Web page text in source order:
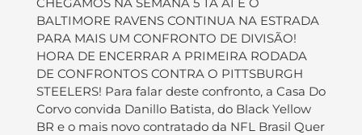
BALTIMORE RAVENS CONTINUA NA ESTRADA
PARA MAIS UM CONFRONTO DE DIVISÃO!
HORA DE ENCERRAR A PRIMEIRA RODADA
DE CONFRONTOS CONTRA O PITTSBURGH
STEELERS! Para falar deste confronto, a Casa Do
Corvo convida Danillo Batista, do Black Yellow
BR e o mais novo contratado da NFL Brasil Quer